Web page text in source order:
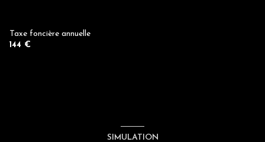
Taxe foncière annuelle
144 €
SIMULATION